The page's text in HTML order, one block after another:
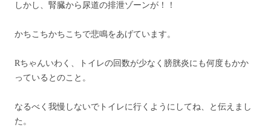
しかし、腎臓から尿道の排泄ゾーンが！！
かちこちかちこちで悲鳴をあげています。
Rちゃんいわく、トイレの回数が少なく膀胱炎にも何度もかか
っているとのこと。
なるべく我慢しないでトイレに行くようにしてね、と伝えまし
た。